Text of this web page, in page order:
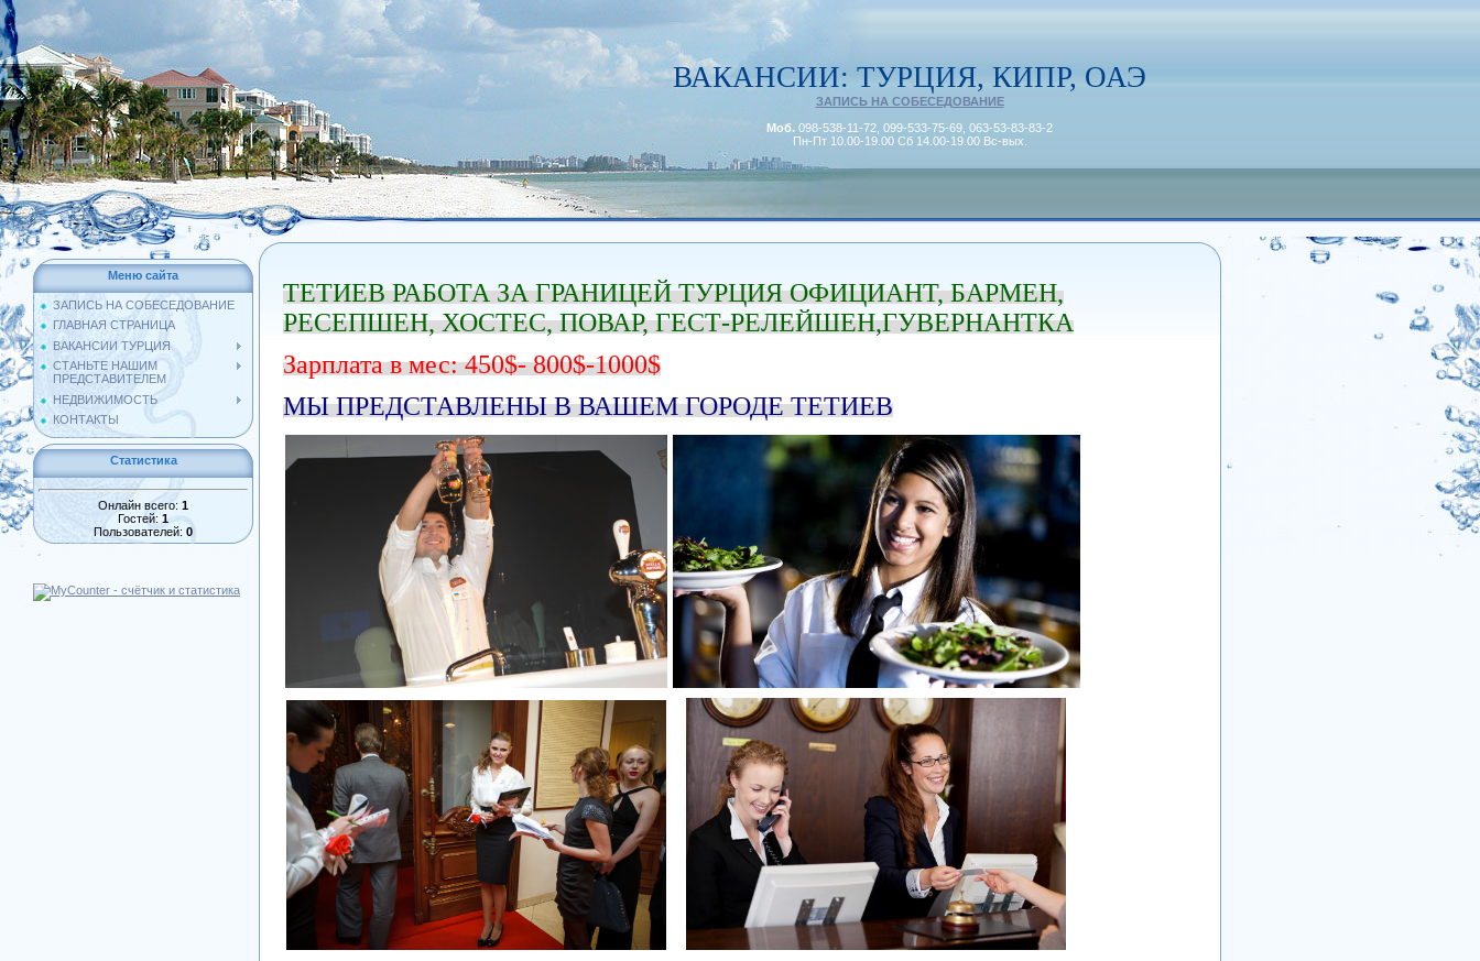
ВАКАНСИИ: ТУРЦИЯ, КИПР, ОАЭ
ЗАПИСЬ НА СОБЕСЕДОВАНИЕ
Моб. 098-538-11-72, 099-533-75-69, 063-53-83-83-2
Пн-Пт 10.00-19.00 Сб 14.00-19.00 Вс-вых.
Меню сайта
ЗАПИСЬ НА СОБЕСЕДОВАНИЕ
ГЛАВНАЯ СТРАНИЦА
ВАКАНСИИ ТУРЦИЯ
СТАНЬТЕ НАШИМ
ПРЕДСТАВИТЕЛЕМ
НЕДВИЖИМОСТЬ
КОНТАКТЫ
Статистика
Онлайн всего: 1
Гостей: 1
Пользователей: 0
ТЕТИЕВ РАБОТА ЗА ГРАНИЦЕЙ ТУРЦИЯ ОФИЦИАНТ, БАРМЕН,
РЕСЕПШЕН, ХОСТЕС, ПОВАР, ГЕСТ-РЕЛЕЙШЕН,ГУВЕРНАНТКА
Зарплата в мес: 450$- 800$-1000$
МЫ ПРЕДСТАВЛЕНЫ В ВАШЕМ ГОРОДЕ ТЕТИЕВ